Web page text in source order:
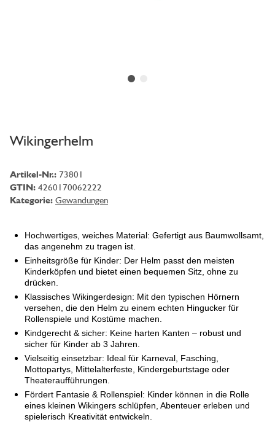
Wikingerhelm
Artikel-Nr.: 73801
GTIN: 4260170062222
Kategorie: Gewandungen
Hochwertiges, weiches Material: Gefertigt aus Baumwollsamt,
das angenehm zu tragen ist.
Einheitsgröße für Kinder: Der Helm passt den meisten
Kinderköpfen und bietet einen bequemen Sitz, ohne zu
drücken.
Klassisches Wikingerdesign: Mit den typischen Hörnern
versehen, die den Helm zu einem echten Hingucker für
Rollenspiele und Kostüme machen.
Kindgerecht & sicher: Keine harten Kanten – robust und
sicher für Kinder ab 3 Jahren.
Vielseitig einsetzbar: Ideal für Karneval, Fasching,
Mottopartys, Mittelalterfeste, Kindergeburtstage oder
Theateraufführungen.
Fördert Fantasie & Rollenspiel: Kinder können in die Rolle
eines kleinen Wikingers schlüpfen, Abenteuer erleben und
spielerisch Kreativität entwickeln.